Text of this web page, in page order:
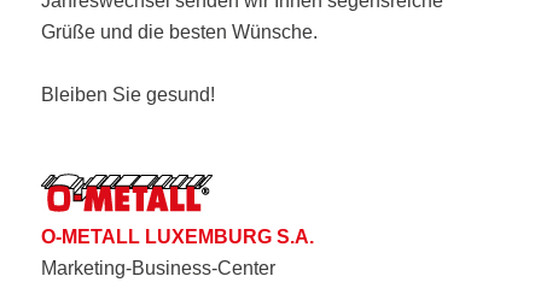
Grüße und die besten Wünsche.
Bleiben Sie gesund!
O-METALL LUXEMBURG S.A.
Marketing-Business-Center